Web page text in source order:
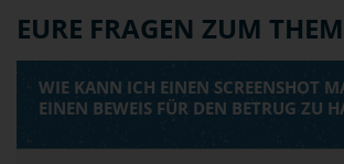
EURE FRAGEN ZUM
WIE KANN ICH EINEN SCREENSHOT
EINEN BEWEIS FÜR DEN BETRUG ZU